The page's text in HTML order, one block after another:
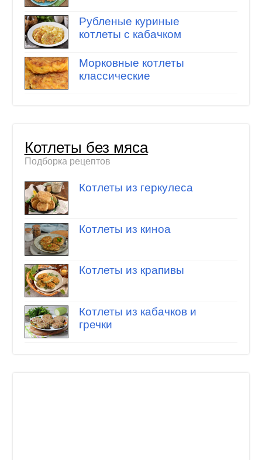
Рубленые куриные
котлеты с кабачком
Морковные котлеты
классические
Котлеты без мяса
Подборка рецептов
Котлеты из геркулеса
Котлеты из киноа
Котлеты из крапивы
Котлеты из кабачков и
гречки